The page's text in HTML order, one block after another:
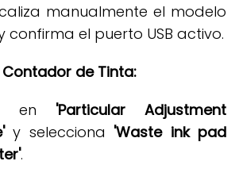
manualmente el modelo
confirma el puerto USB activo.
de Tinta:
en 'Particular Adjustment
y selecciona 'Waste ink pad
.